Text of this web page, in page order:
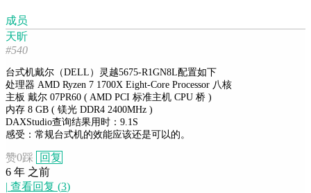
成员
天昕
#540
台式机戴尔（DELL）灵越5675-R1GN8L配置如下
处理器 AMD Ryzen 7 1700X Eight-Core Processor 八核
主板 戴尔 07PR60 ( AMD PCI 标准主机 CPU 桥 )
内存 8 GB ( 镁光 DDR4 2400MHz )
DAXStudio查询结果用时：9.1S
感受：常规台式机的效能应该还是可以的。
赞0踩
回复
6 年 之前
| 查看回复 (3)